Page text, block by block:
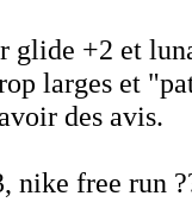
glide +2 et
larges et
des avis.
nike free run